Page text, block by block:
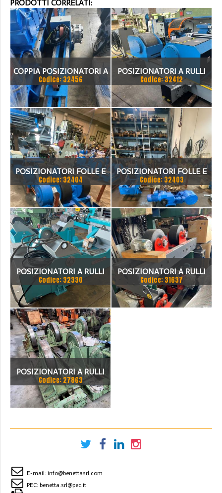
PRODOTTI CORRELATI:
COPPIA POSIZIONATORI A
RULLI FOLLE E
MOTORIZZATO NUOVI
Codice: 32456
POSIZIONATORI A RULLI
FOLLE
Codice: 32412
POSIZIONATORI FOLLE E
MOTORIZZATO
Codice: 32404
POSIZIONATORI FOLLE E
MOTORIZZATO
Codice: 32403
POSIZIONATORI A RULLI
FOLLE E MOTORIZZATO /
IDLE AND MOTORIZED
ROLLER POSITIONERS
PORTATA CIRCA 100 TON
Codice: 32330
POSIZIONATORI A RULLI
FOLLE E MOTORIZZATO
NUOVI 6 TON
Codice: 31637
POSIZIONATORI A RULLI
FOLLE E MOTORIZZATO
Codice: 27863
E-mail: info@benettasrl.com
PEC: benetta.srl@pec.it